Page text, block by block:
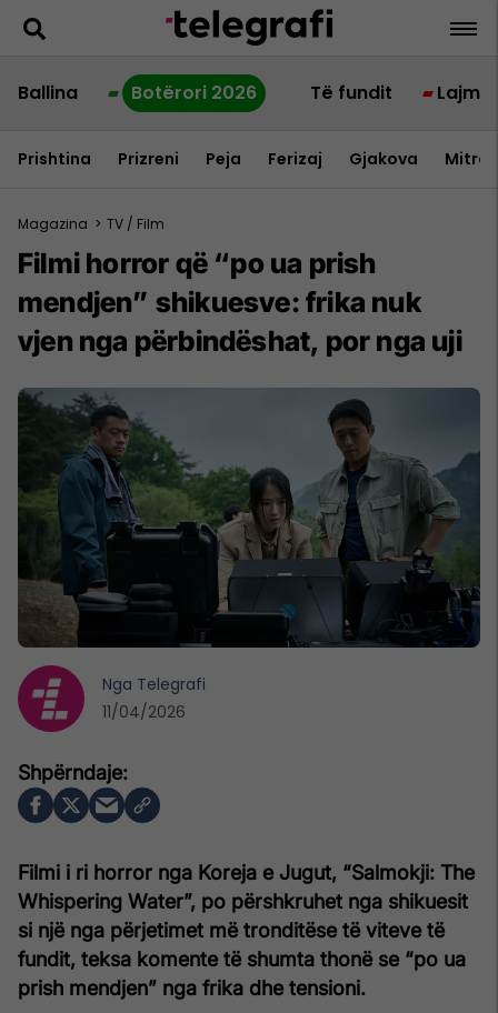
Ballina Botërori 2026 Të fundit Lajme
Prishtina Prizreni Peja Ferizaj Gjakova
Magazina > TV / Film
Filmi horror që “po ua prish
mendjen” shikuesve: frika nuk
vjen nga përbindëshat, por nga uji
Filmi i ri horror nga Koreja e Jugut, “Salmokji: The
Whispering Water”, po përshkruhet nga shikuesit
si një nga përjetimet më tronditëse të viteve të
fundit, teksa komente të shumta thonë se “po ua
prish mendjen” nga frika dhe tensioni.
Nga Telegrafi
11/04/2026